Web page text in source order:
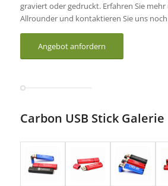
graviert oder gedruckt. Erfahren Sie
Allrounder und kontaktieren Sie uns
Angebot anfordern
Carbon USB Stick Galerie